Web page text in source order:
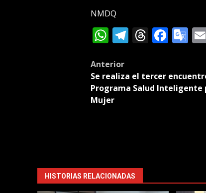
NMDQ
WhatsApp
Telegram
Post
navigation
Anterior
Se realiza el tercer
Programa Salud Inteligente
Mujer
HISTORIAS RELACIONADAS